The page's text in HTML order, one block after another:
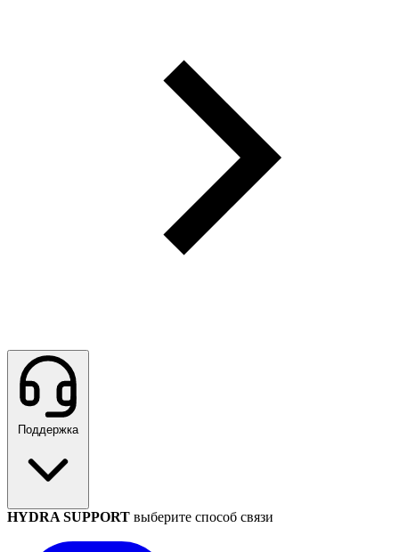
Поддержка
HYDRA SUPPORT выберите способ связи